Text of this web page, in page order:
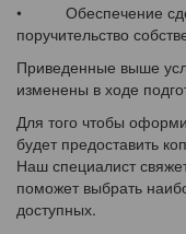
• Обеспечение
поручительство
Приведенные выше
изменены в ходе
Для того чтобы
будет предоставить
Наш специалист
поможет выбрать
доступных.